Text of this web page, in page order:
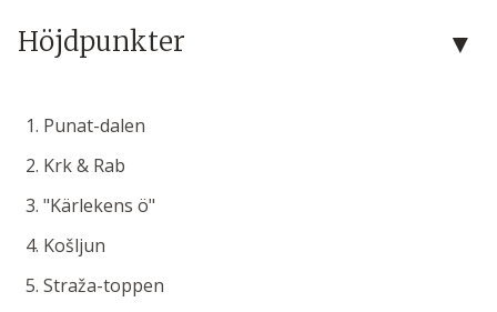
Höjdpunkter
Punat-dalen
Krk & Rab
"Kärlekens ö"
Košljun
Straža-toppen